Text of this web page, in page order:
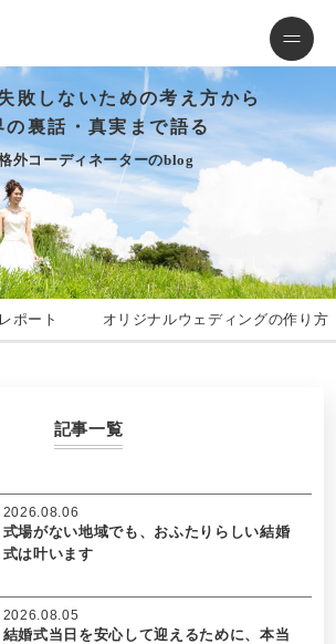
敗しないための考え方から
の裏話・真実まで語る
外コーディネーターのblog
ポート オリジナルウェディングの作り方
記事一覧
式場がない地域でも、おふたりらしい結婚
式は叶います
2026.08.06
結婚式当日を安心して迎えるために、本当
2026.08.05